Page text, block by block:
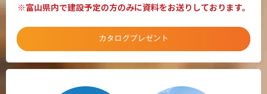
※富山県内で建設予定の方のみに資料をお送りしております。
カタログプレゼント